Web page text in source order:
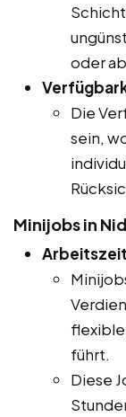
oder
Die
sein,
Minijobs in
führt.
Diese